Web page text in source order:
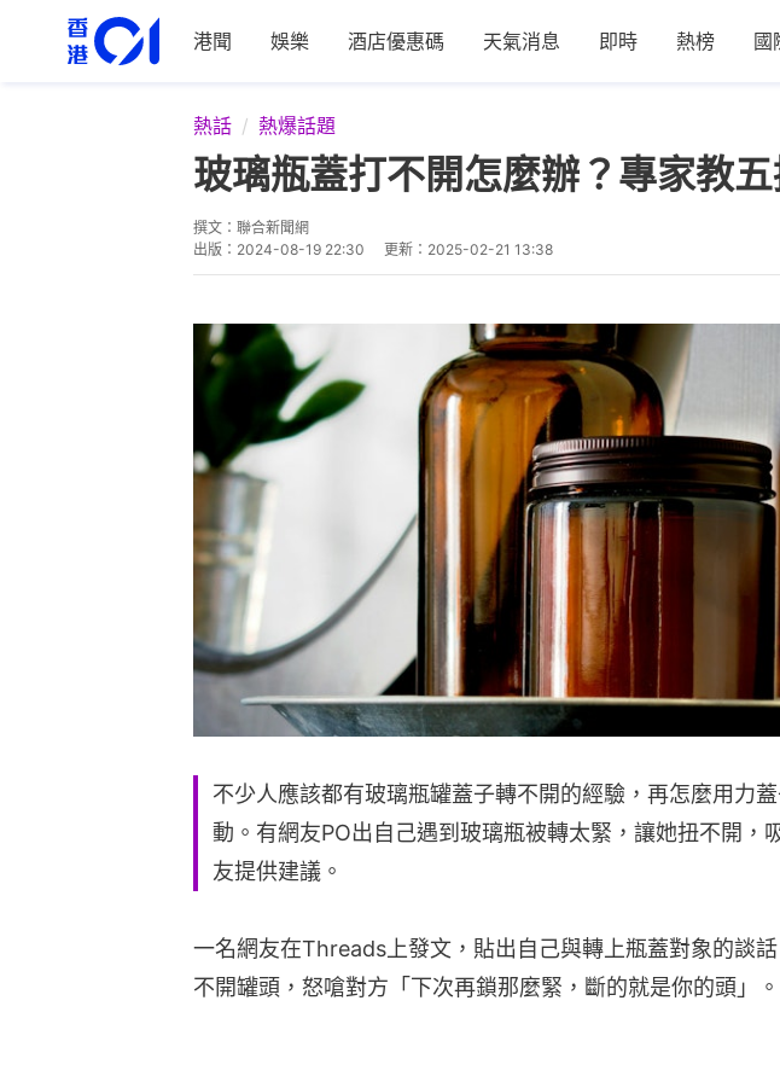
港聞 娛樂 酒店優惠碼 天氣消息 即時 熱榜 國
熱話 熱爆話題
玻璃瓶蓋打不開怎麼辦？專家教
撰文： 聯合新聞網
出版： 2024-08-19 22:30 更新： 2025-02-21 13:38
不少人應該都有玻璃瓶罐蓋子轉不開的經驗，再怎麼用力
動。有網友PO出自己遇到玻璃瓶被轉太緊，讓她扭不開，
友提供建議。
一名網友在Threads上發文，貼出自己與轉上瓶蓋對象的談
不開罐頭，怒嗆對方「下次再鎖那麼緊，斷的就是你的頭」。